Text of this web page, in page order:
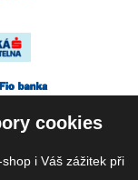
cookies
i Váš zážitek při